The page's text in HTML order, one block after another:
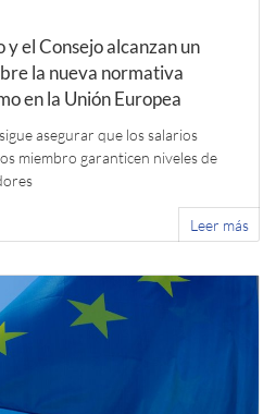
el Consejo alcanzan un
la nueva normativa
en la Unión Europea
asegurar que los salarios
miembro garanticen niveles de
Leer más